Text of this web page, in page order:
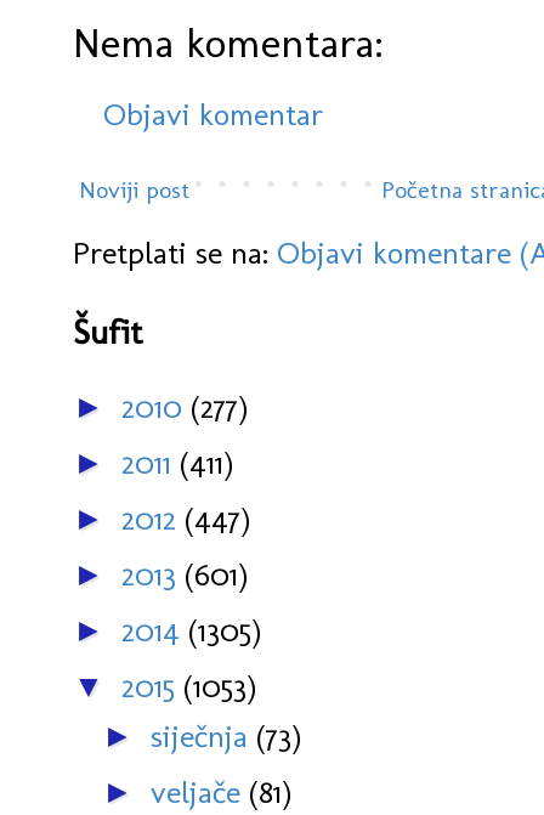
Nema komentara:
Objavi komentar
Noviji post Početna
Pretplati se na: Objavi komentare
Šufit
► 2010 (277)
► 2011 (411)
► 2012 (447)
► 2013 (601)
► 2014 (1305)
▼ 2015 (1053)
► siječnja (73)
► veljače (81)